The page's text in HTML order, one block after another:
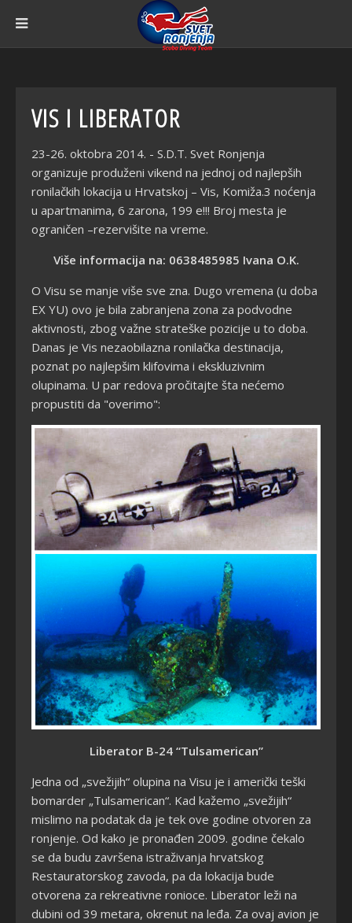
VIS I LIBERATOR
23-26. oktobra 2014. - S.D.T. Svet Ronjenja
organizuje produženi vikend na jednoj od najlepših
ronilačkih lokacija u Hrvatskoj – Vis, Komiža.3 noćenja
u apartmanima, 6 zarona, 199 e!!! Broj mesta je
ograničen –rezervišite na vreme.
Više informacija na: 0638485985 Ivana O.K.
O Visu se manje više sve zna. Dugo vremena (u doba
EX YU) ovo je bila zabranjena zona za podvodne
aktivnosti, zbog važne strateške pozicije u to doba.
Danas je Vis nezaobilazna ronilačka destinacija,
poznat po najlepšim klifovima i ekskluzivnim
olupinama. U par redova pročitajte šta nećemo
propustiti da "overimo":
Liberator B-24 “Tulsamerican”
Jedna od „svežijih“ olupina na Visu je i američki teški
bomarder „Tulsamerican“. Kad kažemo „svežijih“
mislimo na podatak da je tek ove godine otvoren za
ronjenje. Od kako je pronađen 2009. godine čekalo
se da budu završena istraživanja hrvatskog
Restauratorskog zavoda, pa da lokacija bude
otvorena za rekreativne ronioce. Liberator leži na
dubini od 39 metara, okrenut na leđa. Za ovaj avion je